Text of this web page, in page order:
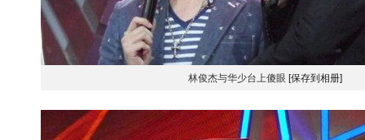
林俊杰与华少台上傻眼 [保存到相册]